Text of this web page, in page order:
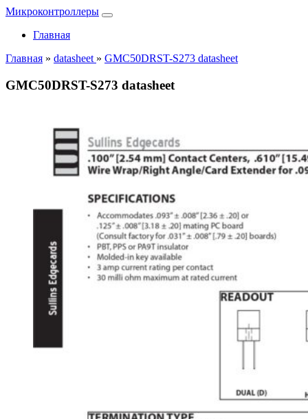
Микроконтроллеры
Главная
Главная » datasheet » GMC50DRST-S273 datasheet
GMC50DRST-S273 datasheet